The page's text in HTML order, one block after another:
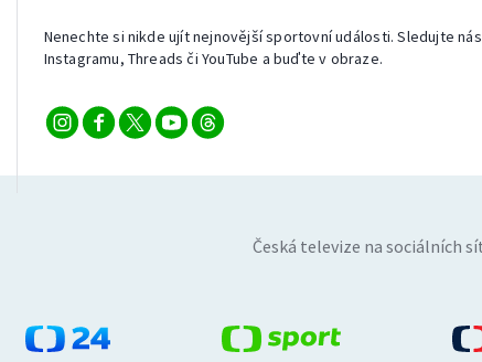
Nenechte si nikde ujít nejnovější sportovní události. Sledujte nás
Instagramu, Threads či YouTube a buďte v obraze.
Česká televize na sociálních